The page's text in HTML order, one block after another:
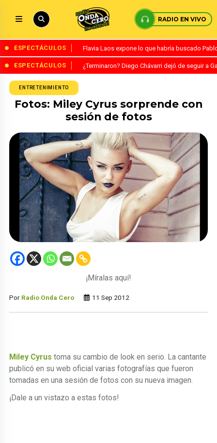
RADIO EN VIVO
ESPECTÁCULOS Flavia Laos expone lo que habría buscado
ESPECTÁCULOS ¿Terminaron? Diego Chávarri dejó de seguir a
ENTRETENIMIENTO
Fotos: Miley Cyrus sorprende con
sesión de fotos
¡Míralas aquí!
Por Radio Onda Cero 11 Sep 2012
Miley Cyrus toma su cambio de look en serio. La cantante
publicó en su web oficial varias fotografías que fueron
tomadas en una sesión de fotos con su nueva imagen.
¡Dale a un vistazo a estas fotos!